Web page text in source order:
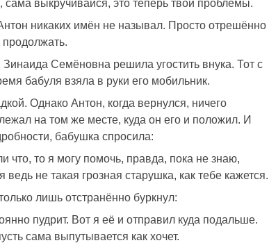
сама выкручивайся, это теперь твои проблемы.
никаких имён не называл. Просто отрешённо
продолжать.
Семёновна решила угостить внука. Тот с
бабуля взяла в руки его мобильник.
Однако Антон, когда вернулся, ничего
на том же месте, куда он его и положил. И
бабушка спросила:
что, то я могу помочь, правда, пока не знаю,
не такая грозная старушка, как тебе кажется.
лишь отстранённо буркнул:
пудрит. Вот я её и отправил куда подальше.
сама выпутывается как хочет.